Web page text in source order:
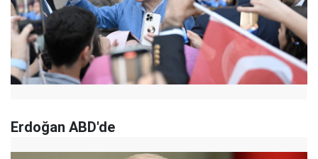
Erdoğan ABD'de